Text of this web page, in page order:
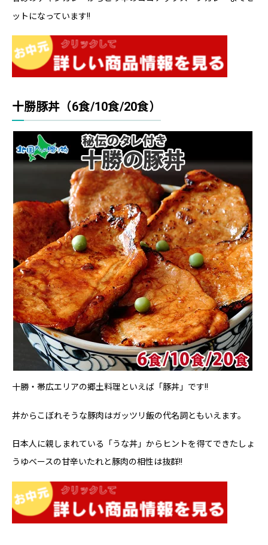
ットになっています!!
十勝豚丼（6食/10食/20食）
十勝・帯広エリアの郷土料理といえば「豚丼」です!!
丼からこぼれそうな豚肉はガッツリ飯の代名詞ともいえます。
日本人に親しまれている「うな丼」からヒントを得てできたしょ
うゆベースの甘辛いたれと豚肉の相性は抜群!!